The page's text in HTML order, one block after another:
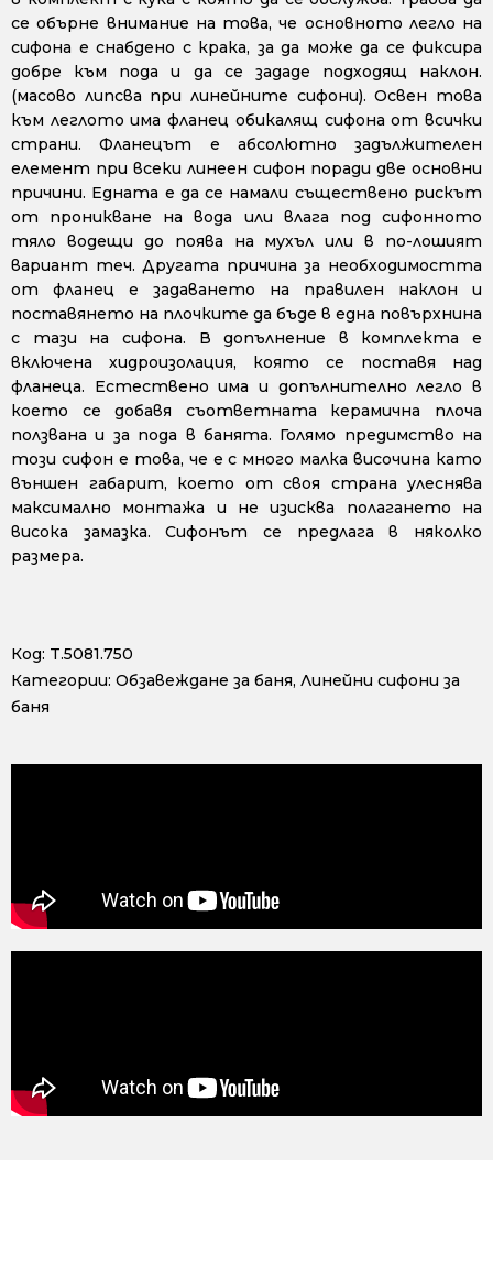
се обърне внимание на това, че основното легло на
сифона е снабдено с крака, за да може да се фиксира
добре към пода и да се зададе подходящ наклон.
(масово липсва при линейните сифони). Освен това
към леглото има фланец обикалящ сифона от всички
страни. Фланецът е абсолютно задължителен
елемент при всеки линеен сифон поради две основни
причини. Едната е да се намали съществено рискът
от проникване на вода или влага под сифонното
тяло водещи до поява на мухъл или в по-лошият
вариант теч. Другата причина за необходимостта
от фланец е задаването на правилен наклон и
поставянето на плочките да бъде в една повърхнина
с тази на сифона. В допълнение в комплекта е
включена хидроизолация, която се поставя над
фланеца. Естествено има и допълнително легло в
което се добавя съответната керамична плоча
ползвана и за пода в банята. Голямо предимство на
този сифон е това, че е с много малка височина като
външен габарит, което от своя страна улеснява
максимално монтажа и не изисква полагането на
висока замазка. Сифонът се предлага в няколко
размера.
Код: T.5081.750
Категории: Обзавеждане за баня, Линейни сифони за
баня